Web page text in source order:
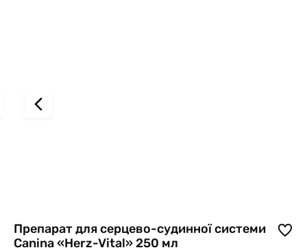
Препарат для серцево-судинної системи
Canina «Herz-Vital» 250 мл